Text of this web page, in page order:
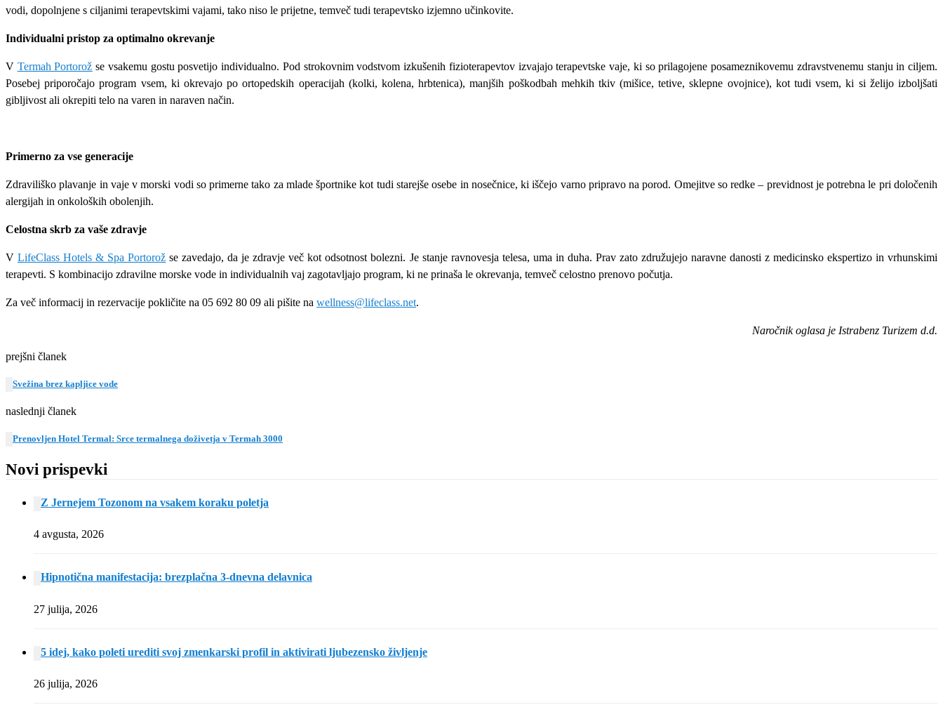
vodi, dopolnjene s ciljanimi terapevtskimi vajami, tako niso le prijetne, temveč tudi terapevtsko izjemno učinkovite.
Individualni pristop za optimalno okrevanje
V Termah Portorož se vsakemu gostu posvetijo individualno. Pod strokovnim vodstvom izkušenih fizioterapevtov izvajajo terapevtske vaje, ki so prilagojene posameznikovemu zdravstvenemu stanju in ciljem.
Posebej priporočajo program vsem, ki okrevajo po ortopedskih operacijah (kolki, kolena, hrbtenica), manjših poškodbah mehkih tkiv (mišice, tetive, sklepne ovojnice), kot tudi vsem, ki si želijo izboljšati
gibljivost ali okrepiti telo na varen in naraven način.
Primerno za vse generacije
Zdraviliško plavanje in vaje v morski vodi so primerne tako za mlade športnike kot tudi starejše osebe in nosečnice, ki iščejo varno pripravo na porod. Omejitve so redke – previdnost je potrebna le pri določenih
alergijah in onkoloških obolenjih.
Celostna skrb za vaše zdravje
VLifeClass Hotels & Spa Portorož se zavedajo, da je zdravje več kot odsotnost bolezni. Je stanje ravnovesja telesa, uma in duha. Prav zato združujejo naravne danosti z medicinsko ekspertizo in vrhunskimi
terapevti. S kombinacijo zdravilne morske vode in individualnih vaj zagotavljajo program, ki ne prinaša le okrevanja, temveč celostno prenovo počutja.
Za več informacij in rezervacije pokličite na 05 692 80 09 ali pišite na wellness@lifeclass.net.
Naročnik oglasa je Istrabenz Turizem d.d.
prejšni članek
Svežina brez kapljice vode
naslednji članek
Prenovljen Hotel Termal: Srce termalnega doživetja v Termah 3000
Novi prispevki
Z Jernejem Tozonom na vsakem koraku poletja
4 avgusta, 2026
Hipnotična manifestacija: brezplačna 3-dnevna delavnica
27 julija, 2026
5 idej, kako poleti urediti svoj zmenkarski profil in aktivirati ljubezensko življenje
26 julija, 2026